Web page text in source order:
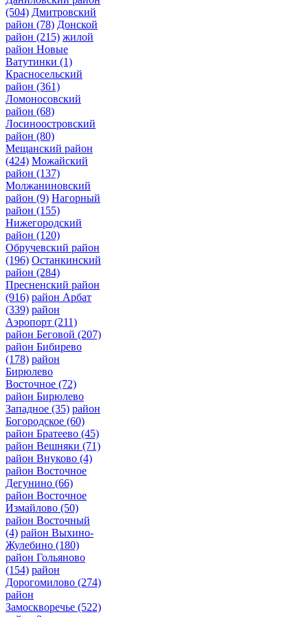
(504) Дмитровский
район (78) Донской
район (215) жилой
район Новые
Ватутинки (1)
Красносельский
район (361)
Ломоносовский
район (68)
Лосиноостровский
район (80)
Мещанский район
(424) Можайский
район (137)
Молжаниновский
район (9) Нагорный
район (155)
Нижегородский
район (120)
Обручевский район
(196) Останкинский
район (284)
Пресненский район
(916) район Арбат
(339) район
Аэропорт (211)
район Беговой (207)
район Бибирево
(178) район
Бирюлево
Восточное (72)
район Бирюлево
Западное (35) район
Богородское (60)
район Братеево (45)
район Вешняки (71)
район Внуково (4)
район Восточное
Дегунино (66)
район Восточное
Измайлово (50)
район Восточный
(4) район Выхино-
Жулебино (180)
район Гольяново
(154) район
Дорогомилово (274)
район
Замоскворечье (522)